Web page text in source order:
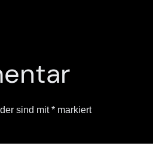
sind mit* markiert